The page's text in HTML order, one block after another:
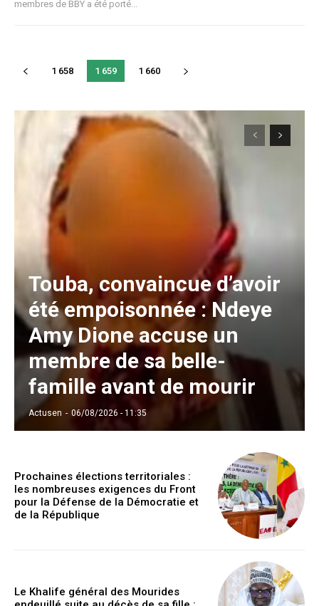
membres de BBY a été porté...
1 658 1 659 1 660
Touba, convaincue d’avoir
été empoisonnée : Ndeye
Amy Dione accuse un
membre de sa belle-
famille avant de mourir
Actusen - 06/08/2026 - 11:35
Prochaines élections territoriales :
les nombreuses exigences du Front
pour la Défense de la Démocratie et
de la République
Le Khalife général des Mourides